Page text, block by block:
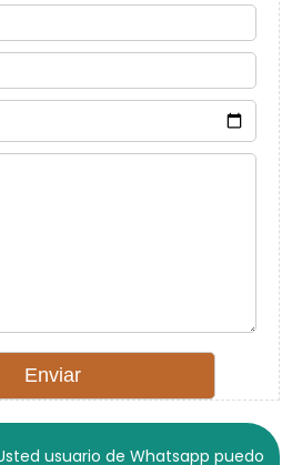
usuario de Whatsapp puedo